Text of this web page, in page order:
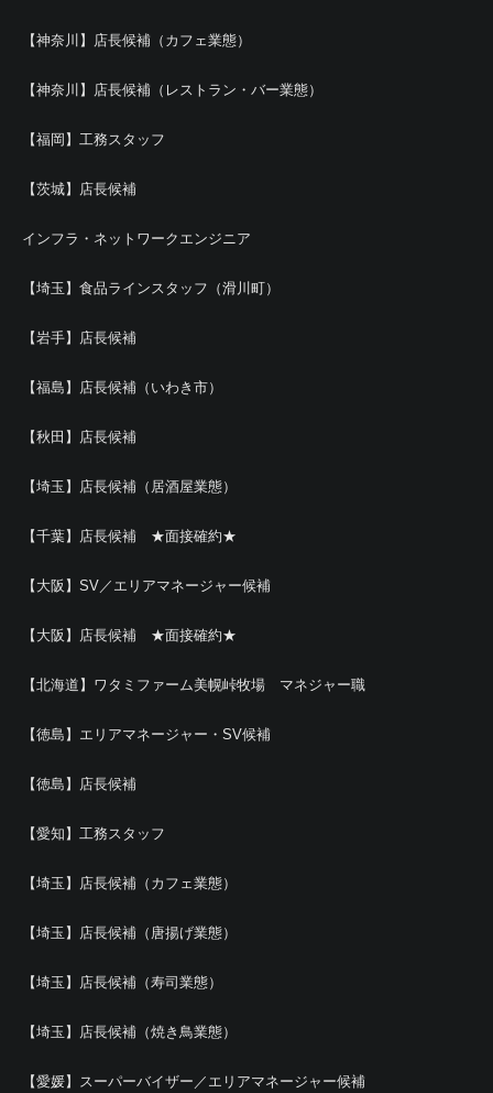
【神奈川】店長候補（カフェ業態）
【神奈川】店長候補（レストラン・バー業態）
【福岡】工務スタッフ
【茨城】店長候補
インフラ・ネットワークエンジニア
【埼玉】食品ラインスタッフ（滑川町）
【岩手】店長候補
【福島】店長候補（いわき市）
【秋田】店長候補
【埼玉】店長候補（居酒屋業態）
【千葉】店長候補 ★面接確約★
【大阪】SV／エリアマネージャー候補
【大阪】店長候補 ★面接確約★
【北海道】ワタミファーム美幌峠牧場 マネジャー職
【徳島】エリアマネージャー・SV候補
【徳島】店長候補
【愛知】工務スタッフ
【埼玉】店長候補（カフェ業態）
【埼玉】店長候補（唐揚げ業態）
【埼玉】店長候補（寿司業態）
【埼玉】店長候補（焼き鳥業態）
【愛媛】スーパーバイザー／エリアマネージャー候補